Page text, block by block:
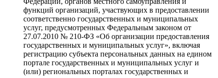
функций организаций, участвующих в предоставлении
соответственно государственных и муниципальных
услуг, предусмотренных Федеральным законом от
27.07.2010 № 210-ФЗ «Об организации предоставления
государственных и муниципальных услуг», включая
регистрацию субъекта персональных данных на едином
портале государственных и муниципальных услуг и
(или) региональных порталах государственных и